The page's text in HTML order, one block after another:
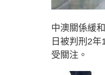
中澳關係緩
日被判刑2
受關注。